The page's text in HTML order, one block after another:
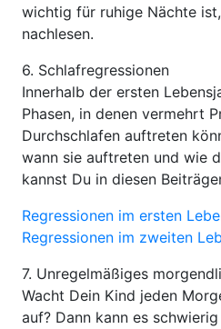
wichtig für ruhige Nächte
nachlesen.
6. Schlafregressionen
Innerhalb der ersten
Phasen, in denen vermehrt
Durchschlafen auftreten
wann sie auftreten und wie
kannst Du in diesen
Regressionen im ersten
Regressionen im zweiten
7. Unregelmäßiges
Wacht Dein Kind jeden
auf? Dann kann es